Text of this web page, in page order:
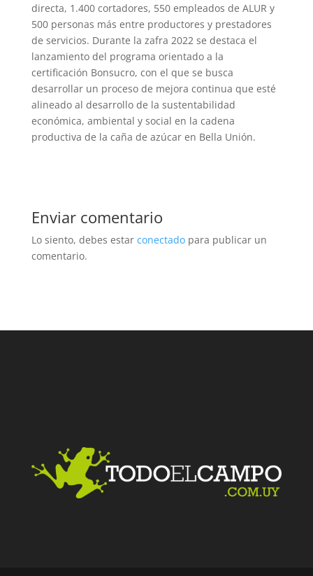
directa, 1.400 cortadores, 550 empleados de ALUR y
500 personas más entre productores y prestadores
de servicios. Durante la zafra 2022 se destaca el
lanzamiento del programa orientado a la
certificación Bonsucro, con el que se busca
desarrollar un proceso de mejora continua que esté
alineado al desarrollo de la sustentabilidad
económica, ambiental y social en la cadena
productiva de la caña de azúcar en Bella Unión.
Enviar comentario
Lo siento, debes estar conectadopara publicar un
comentario.
Facebook